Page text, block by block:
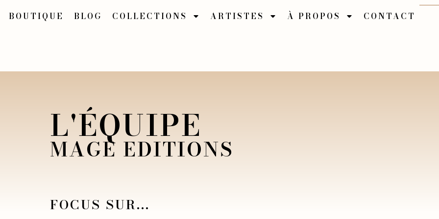
BOUTIQUE BLOG COLLECTIONS ARTISTES À PROPOS CONTACT
L'ÉQUIPE
MAGE EDITIONS
FOCUS SUR...